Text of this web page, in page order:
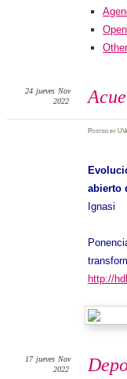
24 jueves Nov
2022
Postedby
abierto
Ignasi
http://
17 jueves Nov
2022